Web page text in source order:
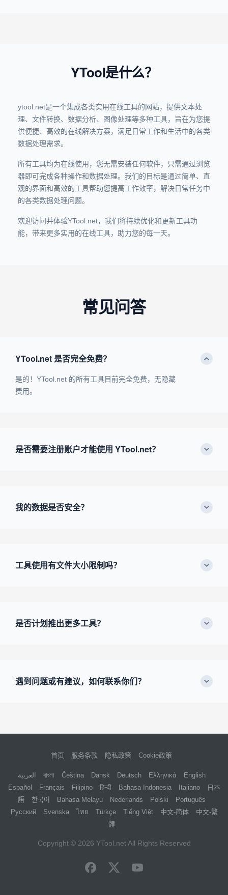
YTool是什么？
ytool.net是一个集成各类实用在线工具的网站，提供文本处
理、文件转换、数据分析、图像处理等多种工具，旨在为您提
供便捷、高效的在线解决方案，满足日常工作和生活中的各类
数据处理需求。
所有工具均为在线使用，您无需安装任何软件，只需通过浏览
器即可完成各种操作和数据处理。我们的目标是通过简单、直
观的界面和高效的工具帮助您提高工作效率，解决日常任务中
的各类数据处理问题。
欢迎访问并体验YTool.net，我们将持续优化和更新工具功
能，带来更多实用的在线工具，助力您的每一天。
常见问答
YTool.net 是否完全免费？
是的！YTool.net 的所有工具目前完全免费，无隐藏
费用。
是否需要注册账户才能使用 YTool.net？
我的数据是否安全？
工具使用有文件大小限制吗？
是否计划推出更多工具？
遇到问题或有建议，如何联系你们？
首页 服务条款 隐私政策 Cookie政策
العربية বাংলা Čeština Dansk Deutsch Ελληνικά
English
Español
Français Filipino हिन्दी Bahasa Indonesia Italiano
日本
語
한국어 Bahasa Melayu Nederlands Polski
Português
Русский
Svenska ไทย Türkçe Tiếng Việt 中文-简体
中文-繁
體
Copyright © 2026 YTool.netAll Rights Reserved